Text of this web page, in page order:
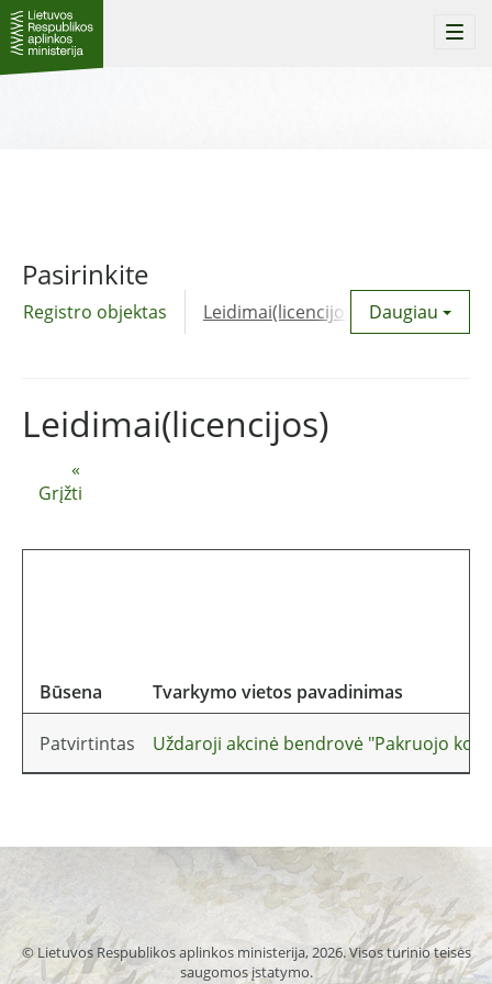
Pasirinkite
Registro objektas Leidimai(licencijos) Daugiau
«
Grįžti
Leidimai(licencijos)
Būsena Tvarkymo vietos pavadinimas
Patvirtintas Uždaroji akcinė bendrovė "Pakruojo
© Lietuvos Respublikos aplinkos ministerija, 2026. Visos turinio teisės
saugomos įstatymo.